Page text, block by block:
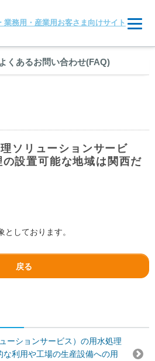
くあるお問い合わせ(FAQ)
ソリューションサービ
設置可能な地域は関西だ
しております。
戻る
ーションサービス）の用水処理
な利用や工場の生産設備への用